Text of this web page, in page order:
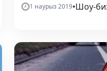
1 наурыз 2019•Шоу-